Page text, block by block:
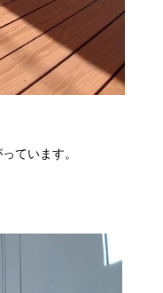
ています。